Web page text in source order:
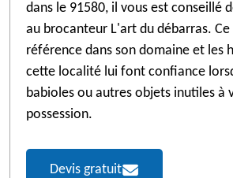
dans le 91580, il vous est conseillé
au brocanteur L'art du débarras.
référence dans son domaine et les
cette localité lui font confiance
babioles ou autres objets inutiles à
possession.
Devis gratuit